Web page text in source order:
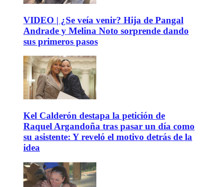
VIDEO | ¿Se veía venir? Hija de Pangal
Andrade y Melina Noto sorprende dando
sus primeros pasos
Kel Calderón destapa la petición de
Raquel Argandoña tras pasar un día como
su asistente: Y reveló el motivo detrás de la
idea